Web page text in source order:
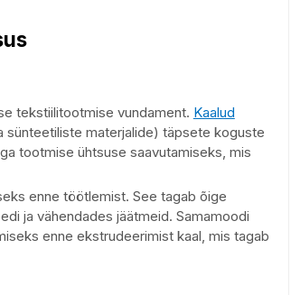
tekstiilitootmise vundament. Kaalud
sünteetiliste materjalide) täpsete koguste
tootmise ühtsuse saavutamiseks, mis
enne töötlemist. See tagab õige
ja vähendades jäätmeid. Samamoodi
enne ekstrudeerimist kaal, mis tagab